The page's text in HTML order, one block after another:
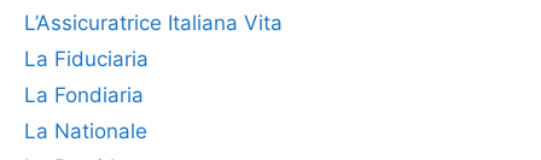
L’Assicuratrice Italiana Vita
La Fiduciaria
La Fondiaria
La Nationale